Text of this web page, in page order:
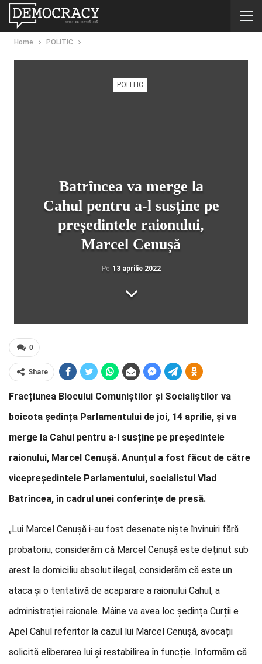
Home POLITIC
POLITIC
Batrîncea va merge la
Cahul pentru a-l susține pe
președintele raionului,
Marcel Cenușă
Pe 13 aprilie 2022
0
Share
Fracțiunea Blocului Comuniștilor și Socialiștilor va
boicota ședința Parlamentului de joi, 14 aprilie, și va
merge la Cahul pentru a-l susține pe președintele
raionului, Marcel Cenușă. Anunțul a fost făcut de către
vicepreședintele Parlamentului, socialistul Vlad
Batrîncea, în cadrul unei conferințe de presă.
„Lui Marcel Cenușă i-au fost desenate niște învinuiri fără
probatoriu, considerăm că Marcel Cenușă este deținut sub
arest la domiciliu absolut ilegal, considerăm că este un
ataca și o tentativă de acaparare a raionului Cahul, a
administrației raionale. Mâine va avea loc ședința Curții e
Apel Cahul referitor la cazul lui Marcel Cenușă, avocații
solicită eliberarea lui și restabilirea în funcție. Informăm că